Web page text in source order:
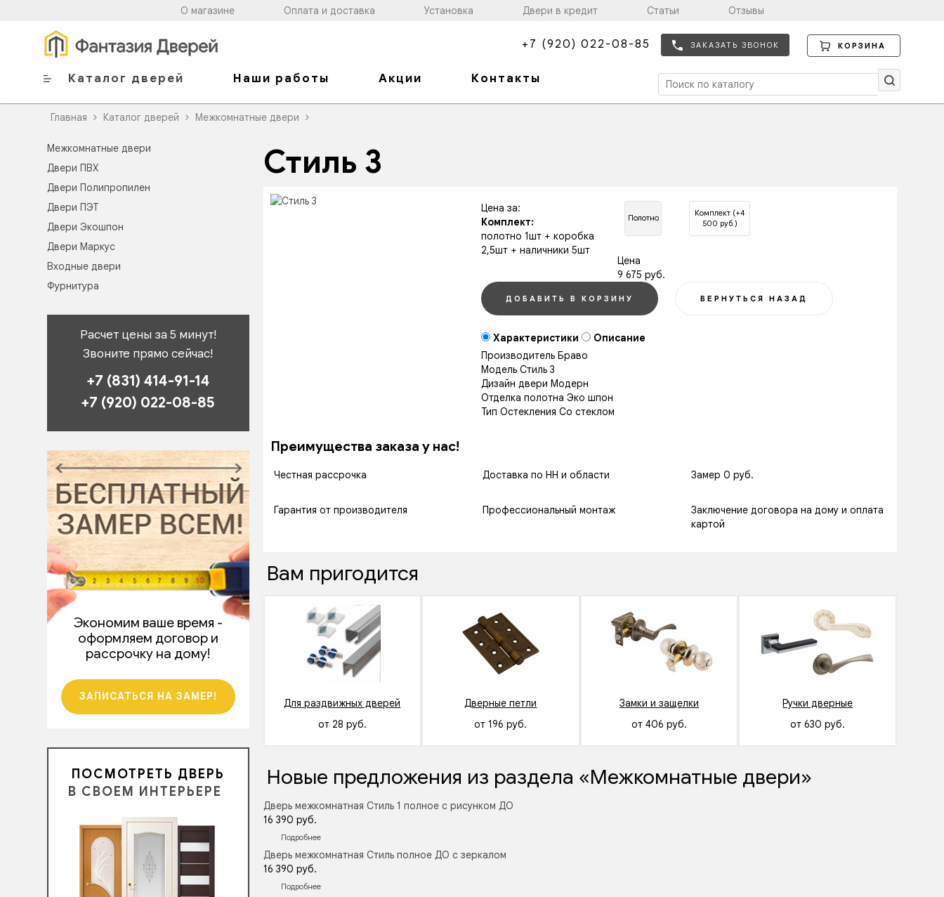
О магазине Оплата и доставка Установка Двери в кредит Статьи Отзывы
КОРЗИНА
+7 (920) 022-08-85 ЗАКАЗАТЬ ЗВОНОК
Каталог дверей Наши работы Акции Контакты
Главная Каталог дверей Межкомнатные двери
Межкомнатные двери
Двери ПВХ
Двери Полипропилен
Двери ПЭТ
Двери Экошпон
Двери Маркус
Входные двери
Фурнитура
Расчет цены за 5 минут!
Звоните прямо сейчас!
+7 (831) 414-91-14
+7 (920) 022-08-85
Экономим ваше время -
оформляем договор и
рассрочку на дому!
ЗАПИСАТЬСЯ НА ЗАМЕР!
ПОСМОТРЕТЬ ДВЕРЬ
В СВОЕМ ИНТЕРЬЕРЕ
Стиль 3
Цена за:
Комплект:
полотно 1шт + коробка
2,5шт + наличники 5шт
Полотно
Комплект (+4
500 руб.)
Цена
9 675 руб.
Характеристики
Описание
Производитель Браво
Модель Стиль 3
Дизайн двери Модерн
Отделка полотна Эко шпон
Тип Остекления Со стеклом
Преимущества заказа у нас!
Честная рассрочка Доставка по НН и области Замер 0 руб.
Гарантия от производителя Профессиональный монтаж
Заключение договора на дому и оплата
картой
Вам пригодится
Для раздвижных дверей
от 28 руб.
Дверные петли
от 196 руб.
Замки и защелки
от 406 руб.
Ручки дверные
от 630 руб.
Новые предложения из раздела «Межкомнатные двери»
Дверь межкомнатная Стиль 1 полное с рисунком ДО
16 390 руб.
Подробнее
Дверь межкомнатная Стиль полное ДО с зеркалом
16 390 руб.
Подробнее